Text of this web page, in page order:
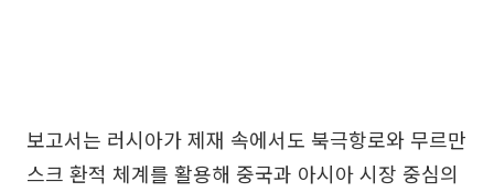
보고서는 러시아가 제재 속에서도 북극항로와 무르만
스크 환적 체계를 활용해 중국과 아시아 시장 중심의